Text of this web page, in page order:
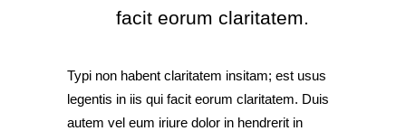
facit eorum claritatem.
Typi non habent claritatem insitam; est usus
legentis in iis qui facit eorum claritatem. Duis
autem vel eum iriure dolor in hendrerit in